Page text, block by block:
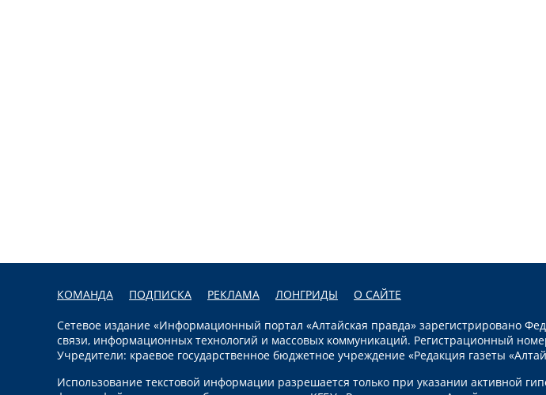
КОМАНДА ПОДПИСКА РЕКЛАМА ЛОНГРИДЫ О САЙТЕ
Сетевое издание «Информационный портал «Алтайская правда» зарегистрировано
связи, информационных технологий и массовых коммуникаций. Регистрационный
Учредители: краевое государственное бюджетное учреждение «Редакция газеты
Использование текстовой информации разрешается только при указании активной